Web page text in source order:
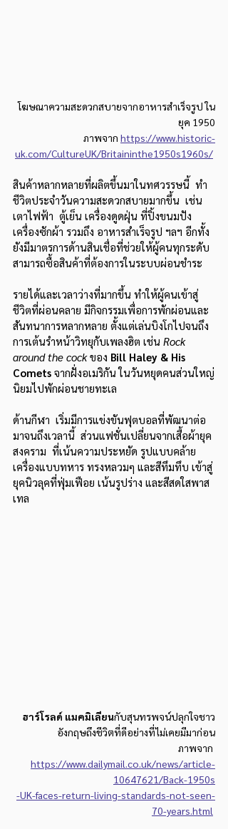
โฆษณาความสะดวกสบายจากอาหารสำเร็จรูป ใน
ยุค 1950
ภาพจาก https://www.historic-
uk.com/CultureUK/Britaininthe1950s1960s/
สินค้าหลากหลายที่ผลิตขึ้นมาในทศวรรษนี้  ทำ
ชีวิตประจำวันความสะดวกสบายมากขึ้น  เช่น
เตาไฟฟ้า  ตู้เย็น เครื่องดูดฝุ่น ที่ปิ้งขนมปัง
เครื่องซักผ้า รวมถึง อาหารสำเร็จรูป ฯลฯ อีกทั้ง
ยังมีมาตรการด้านสินเชื่อที่ช่วยให้ผู้คนทุกระดับ
สามารถซื้อสินค้าที่ต้องการในระบบผ่อนชำระ
รายได้และเวลาว่างที่มากขึ้น ทำให้ผู้คนเข้าสู่
ชีวิตที่ผ่อนคลาย มีกิจกรรมเพื่อการพักผ่อนและ
สันทนาการหลากหลาย ตั้งแต่เล่นบิงโกไปจนถึง
การเต้นรำหน้าวิทยุกับเพลงฮิต เช่น Rock
around the cock ของ Bill Haley & His
Comets จากฝั่งอเมริกัน ในวันหยุดคนส่วนใหญ่
นิยมไปพักผ่อนชายทะเล
ด้านกีฬา  เริ่มมีการแข่งขันฟุตบอลที่พัฒนาต่อ
มาจนถึงเวลานี้  ส่วนแฟชั่นเปลี่ยนจากเสื้อผ้ายุค
สงคราม  ที่เน้นความประหยัด รูปแบบคล้าย
เครื่องแบบทหาร ทรงหลวมๆ และสีทึมทึบ เข้าสู่
ยุคนิวลุคที่ฟุ่มเฟือย เน้นรูปร่าง และสีสดใสพาส
เทล
ฮาร์โรลด์ แมคมิเลียนกับสุนทรพจน์ปลุกใจชาว
อังกฤษถึงชีวิตที่ดีอย่างที่ไม่เคยมีมาก่อน
ภาพจาก
https://www.dailymail.co.uk/news/article-
10647621/Back-1950s
-UK-faces-return-living-standards-not-seen-
70-years.html